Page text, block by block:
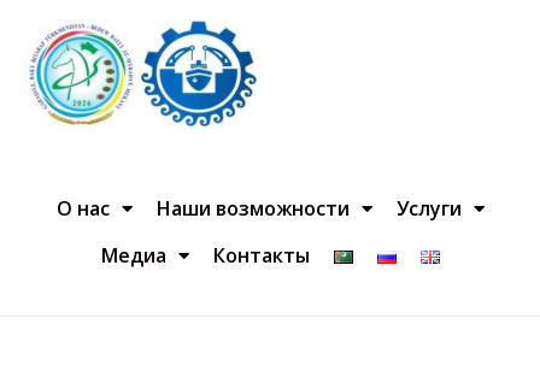
О нас Наши возможности
Услуги
Медиа
Контакты